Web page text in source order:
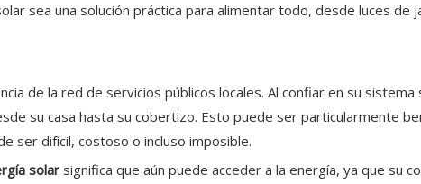
sea una solución práctica para alimentar todo, desde luces de
de la red de servicios públicos locales. Al confiar en su sistema
su casa hasta su cobertizo. Esto puede ser particularmente
ser difícil, costoso o incluso imposible.
solarsignifica que aún puede acceder a la energía, ya que su